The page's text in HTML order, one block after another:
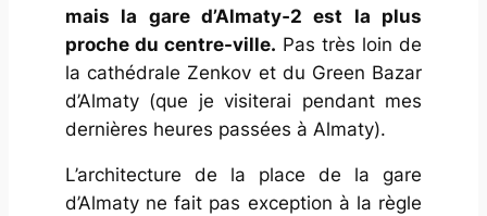
mais la gare d’Almaty‑2 est la plus
proche du centre-ville. Pas très loin de
la cathédrale Zenkov et du Green Bazar
d’Almaty (que je visiterai pendant mes
dernières heures passées à Almaty).
L’architecture de la place de la gare
d’Almaty ne fait pas exception à la règle